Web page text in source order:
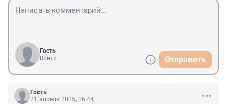
Гость
Войти
Отправить
Гость
21 апреля 2025, 16:44